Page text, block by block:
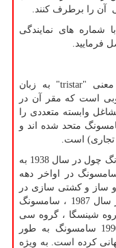
آن را برطرف کنند.
شماره های نمایندگی
معنی "tristar" به زبان
است که مقر آن در
وابسته متعددی را
متحد شده اند و
تجاری) است.
) توسط لی بیونگ چول در سال 1938 به
در اواخر دهه
و ساز و کشتی سازی در
اواسط دهه 1970 شد. به دنبال مرگ لی در سال 1987 ، سامسونگ
شینسگا ، گروه سی
جی و گروه هانسول جدا شد. از سال 1990 سامسونگ به طور
کرده است. به ویژه